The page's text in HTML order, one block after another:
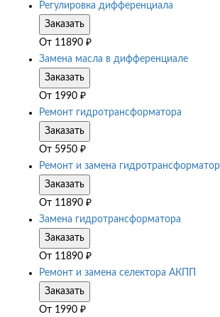
Регулировка дифференциала
Заказать
От 11890 ₽
Замена масла в дифференциале
Заказать
От 1990 ₽
Ремонт гидротрансформатора
Заказать
От 5950 ₽
Ремонт и замена
Заказать
От 11890 ₽
Замена гидротрансформатора
Заказать
От 11890 ₽
Ремонт и замена селектора АКПП
Заказать
От 1990 ₽